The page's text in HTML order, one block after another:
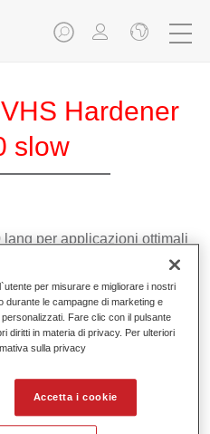
Hardener
slow
per applicazioni ottimali
HS Autolack 275 e
e riverniciature totali
alte.
per misurare e migliorare i nostri
durante le campagne di marketing e
Fare clic con il pulsante
diritti in materia di privacy. Per ulteriori
sulla privacy
Accetta i cookie